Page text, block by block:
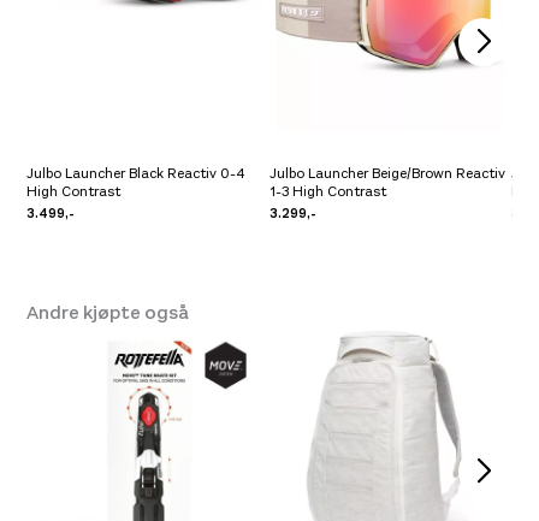
Julbo Launcher Black Reactiv 0-4
High Contrast
3.499,-
Julbo Launcher Beige/Brown Reactiv
1-3 High Contrast
3.299,-
Andre kjøpte også